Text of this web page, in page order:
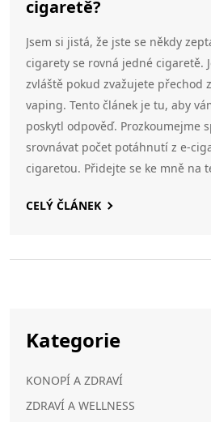
cigaretě?
Jsem si jistá, že jste se někdy
cigarety se rovná jedné cigaretě.
zvláště pokud zvažujete přechod
vaping. Tento článek je tu, aby
poskytl odpověď. Prozkoumejme
srovnávat počet potáhnutí z e-
cigaretou. Přidejte se ke mně na
CELÝ ČLÁNEK
Kategorie
KONOPÍ A ZDRAVÍ
ZDRAVÍ A WELLNESS